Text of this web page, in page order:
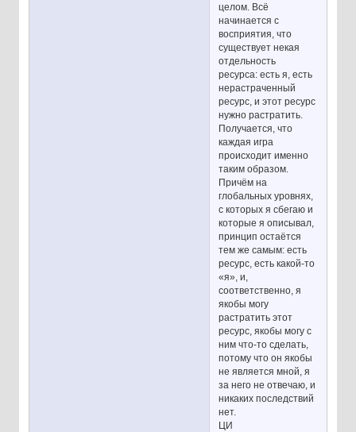
целом. Всё
начинается с
восприятия, что
существует некая
отдельность
ресурса: есть я, есть
нерастраченный
ресурс, и этот ресурс
нужно растратить.
Получается, что
каждая игра
происходит именно
таким образом.
Причём на
глобальных уровнях,
с которых я сбегаю и
которые я описывал,
принцип остаётся
тем же самым: есть
ресурс, есть какой-то
«я», и,
соответственно, я
якобы могу
растратить этот
ресурс, якобы могу с
ним что-то сделать,
потому что он якобы
не является мной, я
за него не отвечаю, и
никаких последствий
нет.
ЦИ